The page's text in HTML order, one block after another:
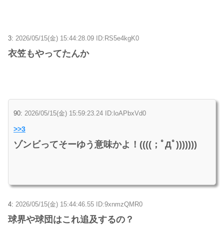
3: 2026/05/15(金) 15:44:28.09 ID:RS5e4kgK0
衣笠もやってたんか
90: 2026/05/15(金) 15:59:23.24 ID:loAPbxVd0
>>3
ゾンビってそーゆう意味かよ！((((；ﾟДﾟ)))))))
4: 2026/05/15(金) 15:44:46.55 ID:9xnmzQMR0
球界や球団はこれ追及するの？